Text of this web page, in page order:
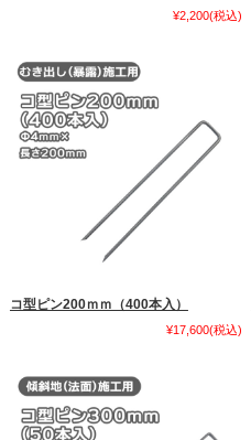
¥2,200(税込)
コ型ピン200ｍｍ（400本入）
¥17,600(税込)